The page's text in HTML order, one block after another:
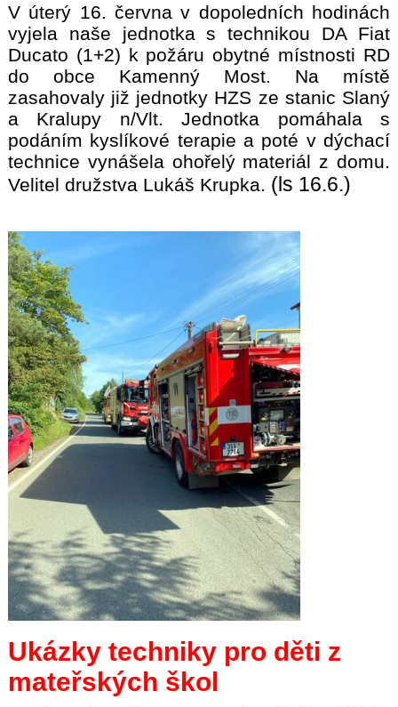
V úterý 16. června v dopoledních hodinách
vyjela naše jednotka s technikou DA Fiat
Ducato (1+2) k požáru obytné místnosti RD
do obce Kamenný Most. Na místě
zasahovaly již jednotky HZS ze stanic Slaný
a Kralupy n/Vlt. Jednotka pomáhala s
podáním kyslíkové terapie a poté v dýchací
technice vynášela ohořelý materiál z domu.
Velitel družstva Lukáš Krupka. (ls 16.6.)
Ukázky techniky pro děti z
mateřských škol